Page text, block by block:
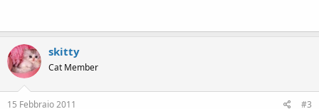
skitty
Cat Member
15 Febbraio 2011 #3